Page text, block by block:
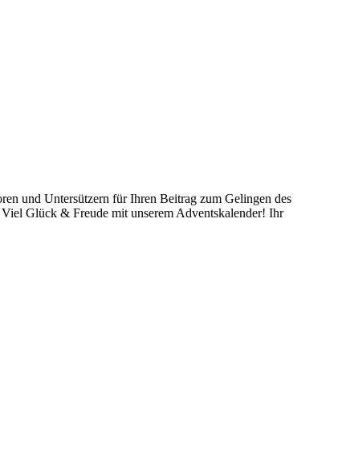
und Untersützern für Ihren Beitrag zum Gelingen des
Glück & Freude mit unserem Adventskalender! Ihr